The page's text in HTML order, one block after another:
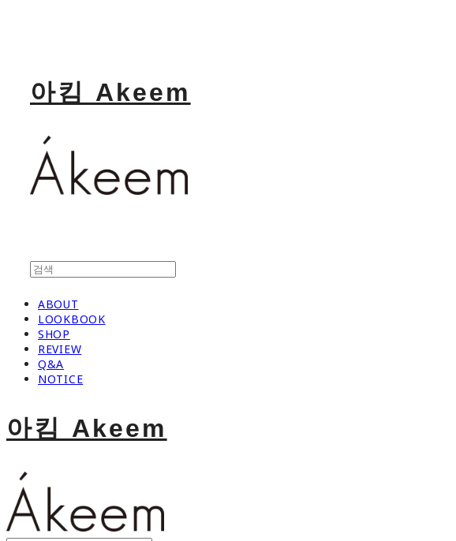
아킴 Akeem
ABOUT
LOOKBOOK
SHOP
REVIEW
Q&A
NOTICE
아킴 Akeem